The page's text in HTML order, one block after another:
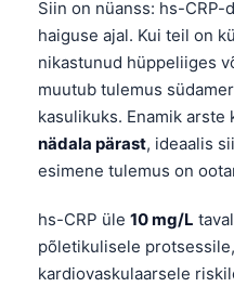
Siin on nüanss: hs-
haiguse ajal. Kui teil on
nikastunud hüppeliiges
muutub tulemus
kasulikuks. Enamik arste
nädala pärast, ideaalis
esimene tulemus on
hs-CRP üle 10 mg/L
põletikulisele
kardiovaskulaarsele
עִבְרִית
Italiano
Português
Ελληνικά
Türkçe
Română
简体中文